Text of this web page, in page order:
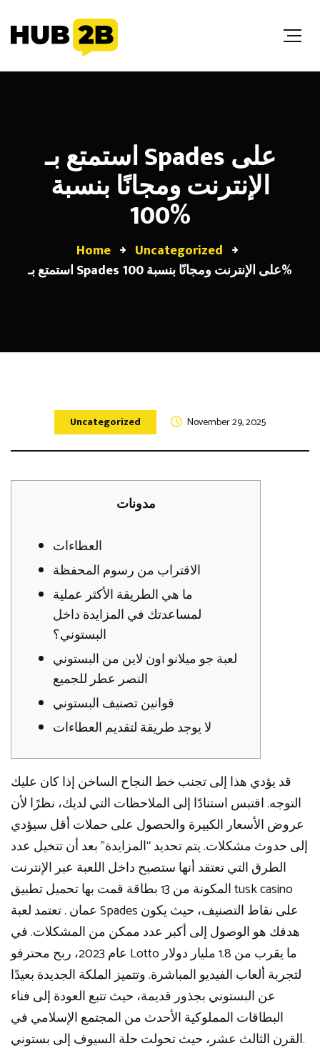
//Custom Code// End Custom Code
استمتع بـ Spades على
الإنترنت ومجانًا بنسبة
100%
Home
Uncategorized
استمتع بـ Spades على الإنترنت ومجانًا بنسبة 100%
Uncategorized November 29, 2025
مدونات
العطاءات
الاقتراب من رسوم المحفظة
ما هي الطريقة الأكثر عملية
لمساعدتك في المزايدة داخل
البستوني؟
لعبة جو ميلانو اون لاين من البستوني
النصر عطر للجميع
قوانين تصنيف البستوني
لا يوجد طريقة لتقديم العطاءات
قد يؤدي هذا إلى تجنب خط النجاح الساخن إذا كان عليك
التوجه. اقتبس استنادًا إلى الملاحظات التي لديك، نظرًا لأن
عروض الأسعار الكبيرة والحصول على حملات أقل سيؤدي
إلى حدوث مشكلات. يتم تحديد “المزايدة” بعد أن تتخيل عدد
الطرق التي تعتقد أنها ستصبح داخل اللعبة عبر الإنترنت
المكونة من 13 بطاقة قمت بها تحميل تطبيق tusk casino
عمان . تعتمد لعبة Spades على نقاط التصنيف، حيث يكون
هدفك هو الوصول إلى أكبر عدد ممكن من المشكلات.في
عام 2023، ربح محترفو Lotto ما يقرب من 1.8 مليار دولار
لتجربة ألعاب الفيديو المباشرة. وتتميز الملكة الجديدة بعيدًا
عن البستوني بجذور قديمة، حيث تتبع العودة إلى فناء
البطاقات المملوكية الأحدث من المجتمع الإسلامي في
القرن الثالث عشر، حيث تحولت حلة السيوف إلى بستوني.